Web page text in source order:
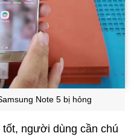
Note 5 bị hỏng
người dùng cần chú